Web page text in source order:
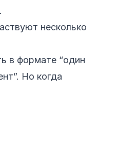
несколько
в формате “один
Но когда